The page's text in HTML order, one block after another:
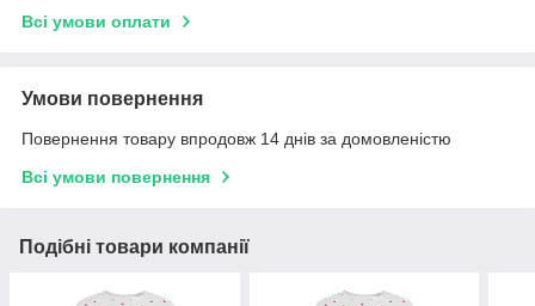
Всі умови оплати
Умови повернення
Повернення товару впродовж 14 днів за домовленістю
Всі умови повернення
Подібні товари компанії